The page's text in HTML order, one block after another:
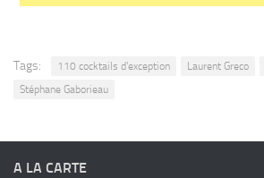
Tags: 110 cocktails d'exception Laurent Greco
Stéphane Gaborieau
A LA CARTE